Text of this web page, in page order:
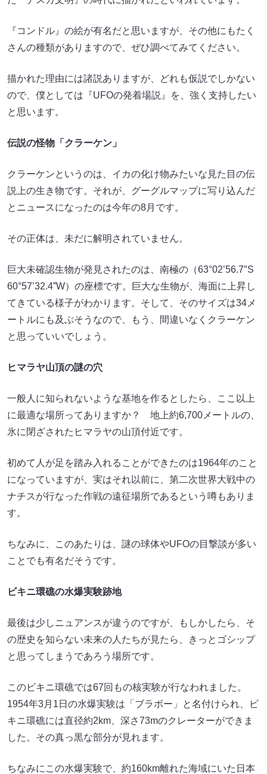
『コンドル』の絵が有名だと思いますが、その他にもたく
さんの種類がありますので、ぜひ調べてみてください。
描かれた理由には諸説ありますが、どれも仮説でしかない
ので、僕としては『UFOの発着場説』を、強く支持したい
と思います。
伝説の怪物「クラーケン」
クラーケンというのは、イカの化け物みたいな見た目の伝
説上の生き物です。それが、グーグルマップに写り込んだ
とニュースになったのは今年の8月です。
その正体は、未だに解明されていません。
巨大未確認生物が発見されたのは、南極の（63°02’56.7″S
60°57’32.4”W）の座標です。巨大な生物が、海面に上昇し
てきている様子がわかります。そして、そのサイズは34メ
ートルにも及ぶそうなので、もう、間違いなくクラーケン
と思っていいでしょう。
ヒマラヤ山頂の謎の穴
一般人に知られないような基地を作るとしたら、ここ以上
に最適な場所ってありますか？ 地上約6,700メートルの、
氷に閉ざされたヒマラヤの山頂付近です。
初めて人が足を踏み入れることができたのは1964年のこと
になっていますが、実はそれ以前に、第二次世界大戦中の
ナチスが行なった作戦の遠征場所であるという噂もありま
す。
ちなみに、このあたりは、謎の球体やUFOの目撃談が多い
ことでも有名だそうです。
ビキニ環礁の水爆実験跡地
最後は少しニュアンスが違うのですが、もしかしたら、そ
の歴史を知らない未来の人たちが見たら、きっとゴシップ
と思ってしまうであろう場所です。
このビキニ環礁では67回もの核実験が行なわれました。
1954年3月1日の水爆実験は「ブラボー」と名付けられ、ビ
キニ環礁には直径約2km、深さ73mのクレーターができま
した。その真っ黒な部分が見れます。
ちなみにこの水爆実験で、約160km離れた海域にいた日本